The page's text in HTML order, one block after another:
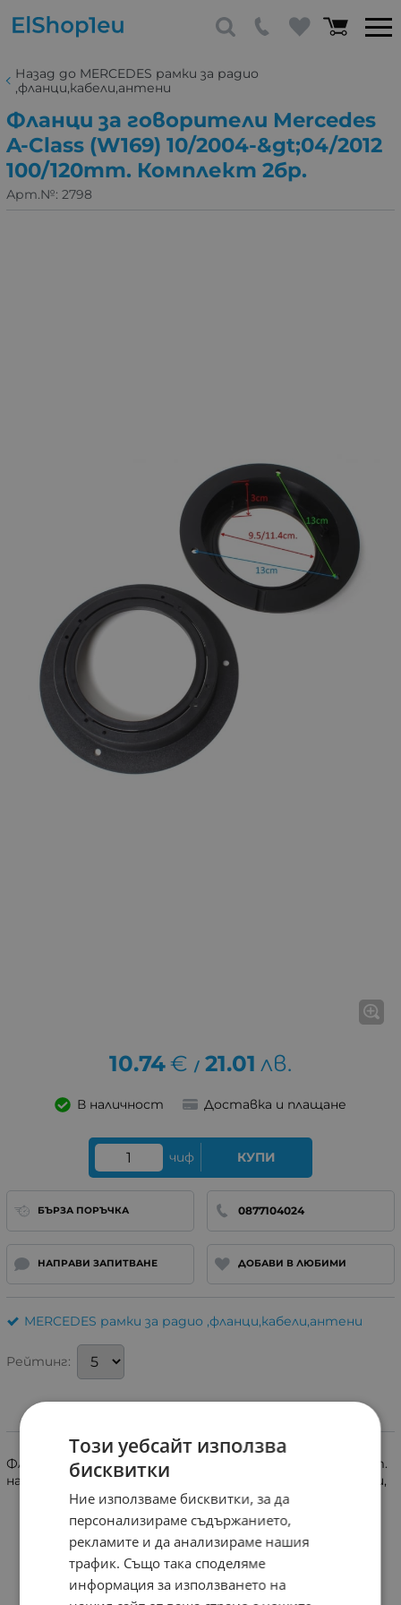
Назад до MERCEDES рамки за радио
,фланци,кабели,антени
Фланци за говорители Mercedes
A-Class (W169) 10/2004-&gt;04/2012
100/120mm. Комплект 2бр.
Арт.№: 2798
10.74€ / 21.01 лв.
В наличност Доставка и плащане
чиф КУПИ
БЪРЗА ПОРЪЧКА 0877104024
НАПРАВИ ЗАПИТВАНЕ ДОБАВИ В ЛЮБИМИ
MERCEDES рамки за радио ,фланци,кабели,антени
Рейтинг:
Фланци за монтаж на универсални говорители 10-13cm.
на Mercedes A-Class (W169) 10/2004->04/2012 задни врати,
Този уебсайт използва
бисквитки
Ние използваме бисквитки, за да
персонализираме съдържанието,
рекламите и да анализираме нашия
трафик. Също така споделяме
информация за използването на